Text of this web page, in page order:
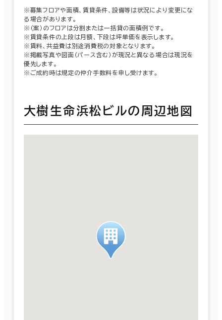
※募集フロアや面積、賃貸条件、設備等は状況により変更にな
る場合があります。
※（案）のフロアは分割または一括貸の面積例です。
※賃貸条件の上段は月額、下段は坪単価を表示します。
※賃料、共益費は別途消費税の対象となります。
※掲載写真や図面（パース含む）が現況と異なる場合は現況を
優先します。
※ご成約時は規定の仲介手数料を申し受けます。
大樹生命浜松ビルの周辺地図